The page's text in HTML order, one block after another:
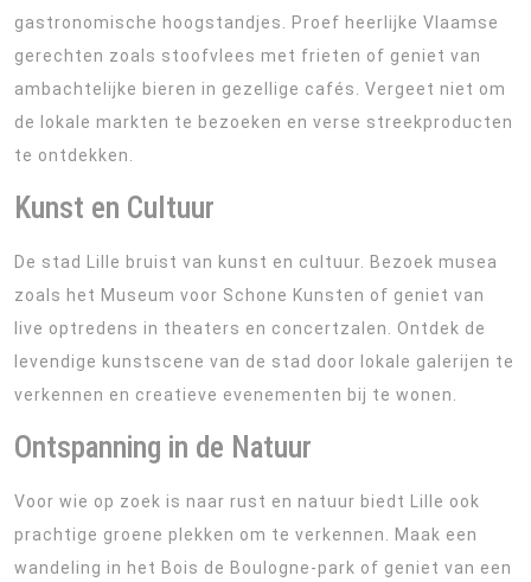
gastronomische hoogstandjes. Proef heerlijke Vlaamse
gerechten zoals stoofvlees met frieten of geniet van
ambachtelijke bieren in gezellige cafés. Vergeet niet om
de lokale markten te bezoeken en verse streekproducten
te ontdekken.
Kunst en Cultuur
De stad Lille bruist van kunst en cultuur. Bezoek musea
zoals het Museum voor Schone Kunsten of geniet van
live optredens in theaters en concertzalen. Ontdek de
levendige kunstscene van de stad door lokale galerijen te
verkennen en creatieve evenementen bij te wonen.
Ontspanning in de Natuur
Voor wie op zoek is naar rust en natuur biedt Lille ook
prachtige groene plekken om te verkennen. Maak een
wandeling in het Bois de Boulogne-park of geniet van een